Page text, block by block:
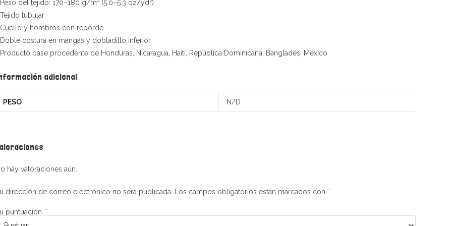
Peso del tejido: 170–180 g/m² (5.0–5.3 oz/yd²)
Tejido tubular
Cuello y hombros con reborde
Doble costura en mangas y dobladillo inferior
Producto base procedente de Honduras, Nicaragua, Haití, República Dominicana, Bangladés, México
adicional
PESO N/D
hay valoraciones aún.
dirección de correo electrónico no será publicada. Los campos obligatorios están marcados con *
puntuación *